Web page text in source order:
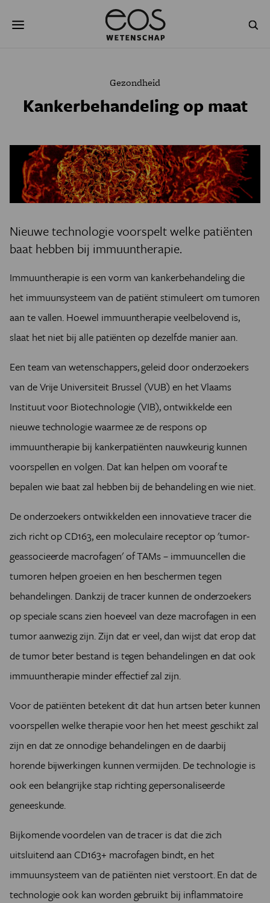
naar
PSYCHE & BREIN BLOGS
PODCAST AGENDA
Gezondheid
Kankerbehandeling op maat
Nieuwe technologie voorspelt welke patiënten
baat hebben bij immuuntherapie.
Immuuntherapie is een vorm van kankerbehandeling die
het immuunsysteem van de patiënt stimuleert om tumoren
aan te vallen. Hoewel immuuntherapie veelbelovend is,
slaat het niet bij alle patiënten op dezelfde manier aan.
Een team van wetenschappers, geleid door onderzoekers
van de Vrije Universiteit Brussel (VUB) en het Vlaams
Instituut voor Biotechnologie (VIB), ontwikkelde een
nieuwe technologie waarmee ze de respons op
immuuntherapie bij kankerpatiënten nauwkeurig kunnen
voorspellen en volgen. Dat kan helpen om vooraf te
bepalen wie baat zal hebben bij de behandeling en wie niet.
De onderzoekers ontwikkelden een innovatieve tracer die
zich richt op CD163, een moleculaire receptor op 'tumor-
geassocieerde macrofagen' of TAMs – immuuncellen die
tumoren helpen groeien en hen beschermen tegen
behandelingen. Dankzij de tracer kunnen de onderzoekers
op speciale scans zien hoeveel van deze macrofagen in een
tumor aanwezig zijn. Zijn dat er veel, dan wijst dat erop dat
de tumor beter bestand is tegen behandelingen en dat ook
immuuntherapie minder effectief zal zijn.
Voor de patiënten betekent dit dat hun artsen beter kunnen
voorspellen welke therapie voor hen het meest geschikt zal
zijn en dat ze onnodige behandelingen en de daarbij
horende bijwerkingen kunnen vermijden. De technologie is
ook een belangrijke stap richting gepersonaliseerde
geneeskunde.
Bijkomende voordelen van de tracer is dat die zich
uitsluitend aan CD163+ macrofagen bindt, en het
immuunsysteem van de patiënten niet verstoort. En dat de
technologie ook kan worden gebruikt bij inflammatoire